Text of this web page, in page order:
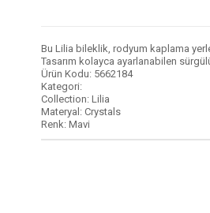
Bu Lilia bileklik, rodyum kaplama
Tasarım kolayca ayarlanabilen
Ürün Kodu: 5662184
Kategori:
Collection: Lilia
Materyal: Crystals
Renk: Mavi